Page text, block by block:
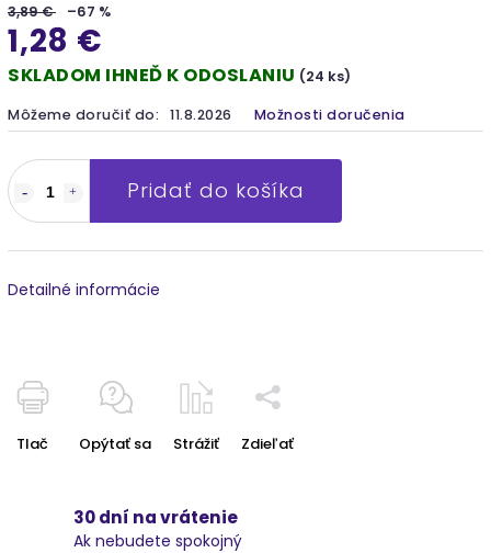
3,89 € –67 %
1,28 €
SKLADOM IHNEĎ K ODOSLANIU (24 ks)
Môžeme doručiť do: 11.8.2026 Možnosti doručenia
Pridať do košíka
Detailné informácie
Tlač Opýtať sa Strážiť Zdieľať
30 dní na vrátenie
Ak nebudete spokojný